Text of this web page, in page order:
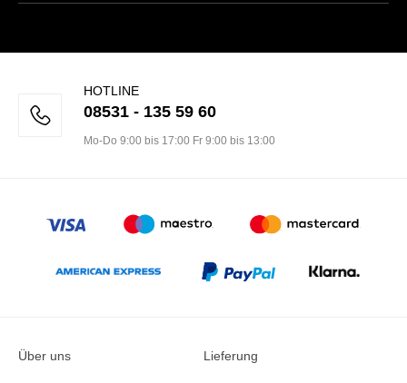
HOTLINE
08531 - 135 59 60
Mo-Do 9:00 bis 17:00 Fr 9:00 bis 13:00
Über uns Lieferung